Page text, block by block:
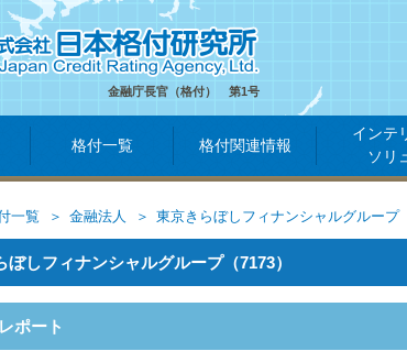
金融庁長官（格付） 第1号
格付一覧 格付関連情報
インテ
ソリ
一覧 金融法人 東京きらぼしフィナンシャルグループ
ぼしフィナンシャルグループ（7173）
ポート